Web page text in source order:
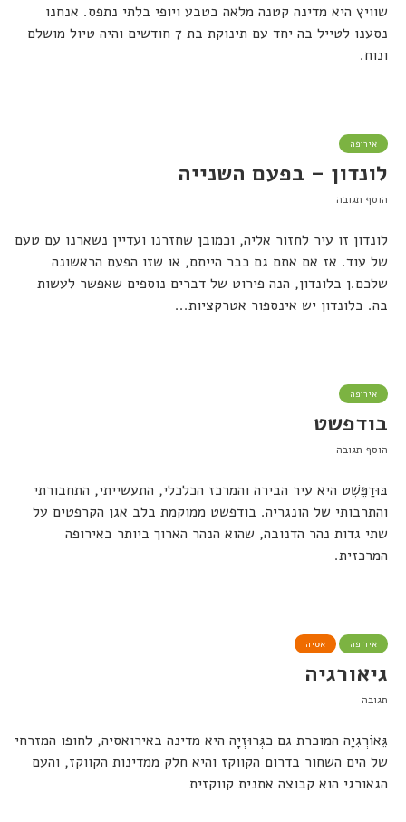
שוויץ היא מדינה קטנה מלאה בטבע ויופי בלתי נתפס. אנחנו
נסענו לטייל בה יחד עם תינוקת בת 7 חודשים והיה טיול מושלם
ונוח.
אירופה
לונדון – בפעם השנייה
הוסף תגובה
לונדון זו עיר לחזור אליה, וכמובן שחזרנו ועדיין נשארנו עם טעם
של עוד. אז אם אתם גם כבר הייתם, או שזו הפעם הראשונה
שלכם.ן בלונדון, הנה פירוט של דברים נוספים שאפשר לעשות
בה. בלונדון יש אינספור אטרקציות...
אירופה
בודפשט
הוסף תגובה
בּוּדַפֶּשְׁט היא עיר הבירה והמרכז הכלכלי, התעשייתי, התחבורתי
והתרבותי של הונגריה. בודפשט ממוקמת בלב אגן הקרפטים על
שתי גדות נהר הדנובה, שהוא הנהר הארוך ביותר באירופה
המרכזית.
אירופה אסיה
גיאורגיה
תגובה
גֵּאוֹרְגִיָה המוכרת גם כגְּרוּזְיָה היא מדינה באירואסיה, לחופו המזרחי
של הים השחור בדרום הקווקז והיא חלק ממדינות הקווקז, והעם
הגאורגי הוא קבוצה אתנית קווקזית